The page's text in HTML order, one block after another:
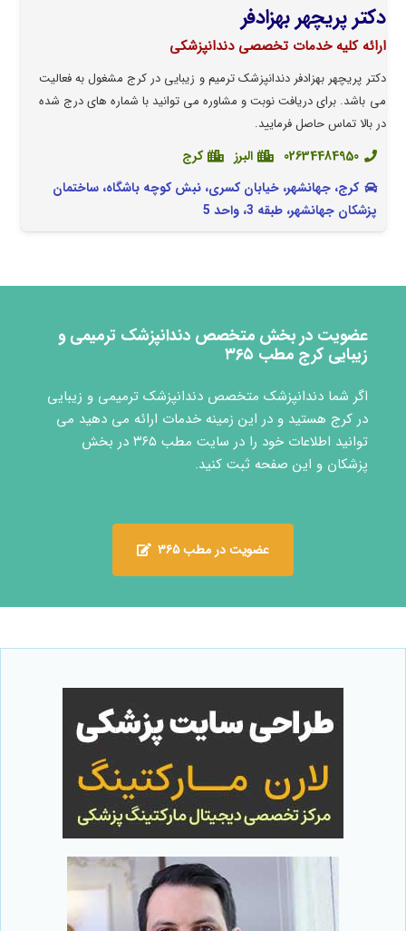
دکتر پریچهر بهزادفر
ارائه کلیه خدمات تخصصی دندانپزشکی
دکتر پریچهر بهزادفر دندانپزشک ترمیم و زیبایی در کرج مشغول به فعالیت
می باشد. برای دریافت نوبت و مشاوره می توانید با شماره های درج شده
در بالا تماس حاصل فرمایید.
02634484950 البرز
کرج
کرج، جهانشهر، خیابان کسری، نبش کوچه باشگاه، ساختمان
پزشکان جهانشهر، طبقه 3، واحد 5
عضویت در بخش متخصص دندانپزشک ترمیمی و
زیبایی کرج مطب ۳۶۵
اگر شما دندانپزشک متخصص دندانپزشک ترمیمی و زیبایی
در کرج هستید و در این زمینه خدمات ارائه می دهید می
توانید اطلاعات خود را در سایت مطب ۳۶۵ در بخش
پزشکان و این صفحه ثبت کنید.
عضویت در مطب ۳۶۵